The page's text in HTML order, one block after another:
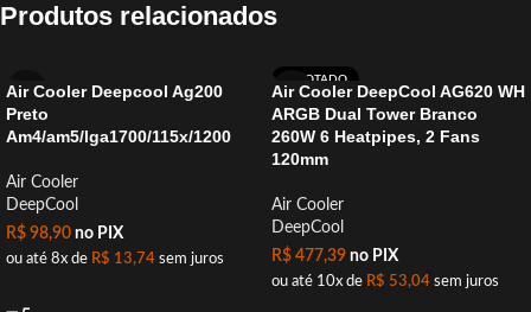
Produtos relacionados
Air Cooler Deepcool Ag200
Preto
Am4/am5/lga1700/115x/1200
Air Cooler
DeepCool
R$ 98,90 no PIX
ou até 8x de R$ 13,74 sem juros
ESGOTADO
Air Cooler DeepCool AG620 WH
ARGB Dual Tower Branco
260W 6 Heatpipes, 2 Fans
120mm
Air Cooler
DeepCool
R$ 477,39 no PIX
ou até 10x de R$ 53,04 sem juros